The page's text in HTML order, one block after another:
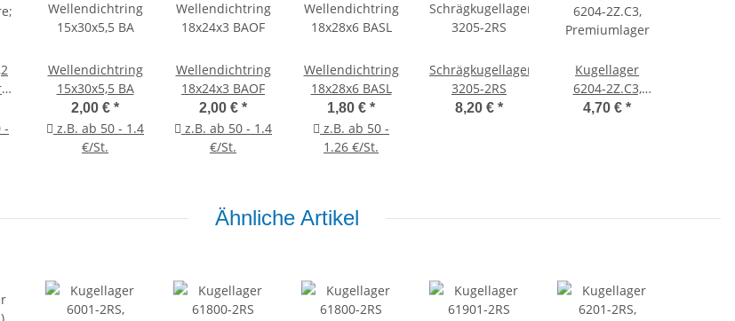
-
Wellendichtring
15x30x5,5 BA
2,00 € *
z.B. ab 50 - 1.4
€/St.
Wellendichtring
18x24x3 BAOF
2,00 € *
z.B. ab 50 - 1.4
€/St.
Wellendichtring
18x28x6 BASL
1,80 € *
z.B. ab 50 -
1.26 €/St.
Schrägkugellager
3205-2RS
8,20 € *
Kugellager
6204-2Z.C3,
Premiumlager
4,70 € *
Ähnliche Artikel